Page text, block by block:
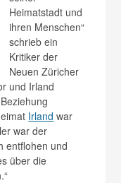
Heimatstadt und
ihren Menschen“
schrieb ein
Kritiker der
Neuen Züricher
und Irland
Irland war
war der
entflohen und
über die